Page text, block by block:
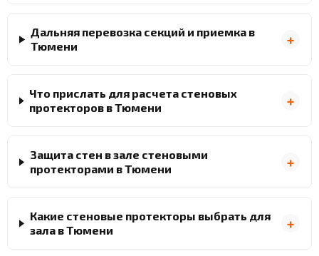
Дальняя перевозка секций и приемка в
Тюмени
Что прислать для расчета стеновых
протекторов в Тюмени
Защита стен в зале стеновыми
протекторами в Тюмени
Какие стеновые протекторы выбрать для
зала в Тюмени